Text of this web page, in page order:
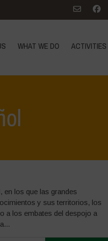
WHAT WE DO ACTIVITIES
en los que las grandes
y sus territorios, los
a los embates del despojo a